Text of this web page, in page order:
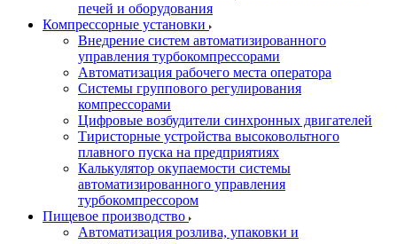
печей и оборудования
Компрессорные установки
Внедрение систем автоматизированного
управления турбокомпрессорами
Автоматизация рабочего места оператора
Системы группового регулирования
компрессорами
Цифровые возбудители синхронных двигателей
Тиристорные устройства высоковольтного
плавного пуска на предприятиях
Калькулятор окупаемости системы
автоматизированного управления
турбокомпрессором
Пищевое производство
Автоматизация розлива, упаковки и